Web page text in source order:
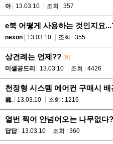
아
13.03.10 조회 : 357
e북 어떻게 사용하는 것인지요
nexon
13.03.10 조회 : 355
상견례는 언제?? [9]
미셸공드리
13.03.10 조회 : 4426
천정형 시스템 에어컨 구매시
龍.
13.03.10 조회 : 1216
열번 찍어 안넘어오는 나무없다
답답
13.03.10 조회 : 360